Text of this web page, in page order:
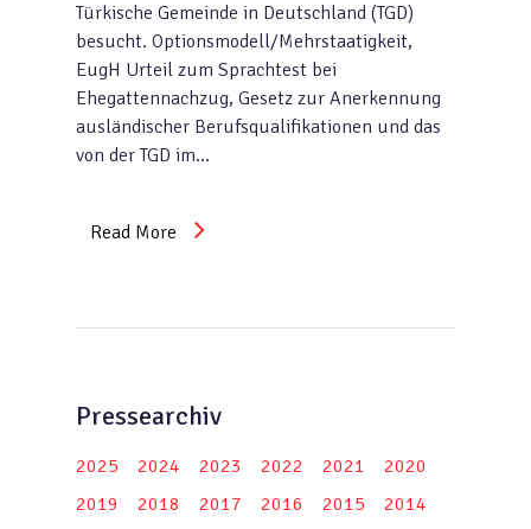
Türkische Gemeinde in Deutschland (TGD)
besucht. Optionsmodell/Mehrstaatigkeit,
EugH Urteil zum Sprachtest bei
Ehegattennachzug, Gesetz zur Anerkennung
ausländischer Berufsqualifikationen und das
von der TGD im…
Read More
Pressearchiv
2025 2024 2023 2022 2021
2020
2019
2018 2017 2016 2015
2014